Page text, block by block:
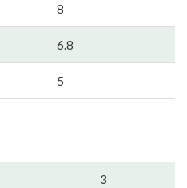
8
6.8
5
3